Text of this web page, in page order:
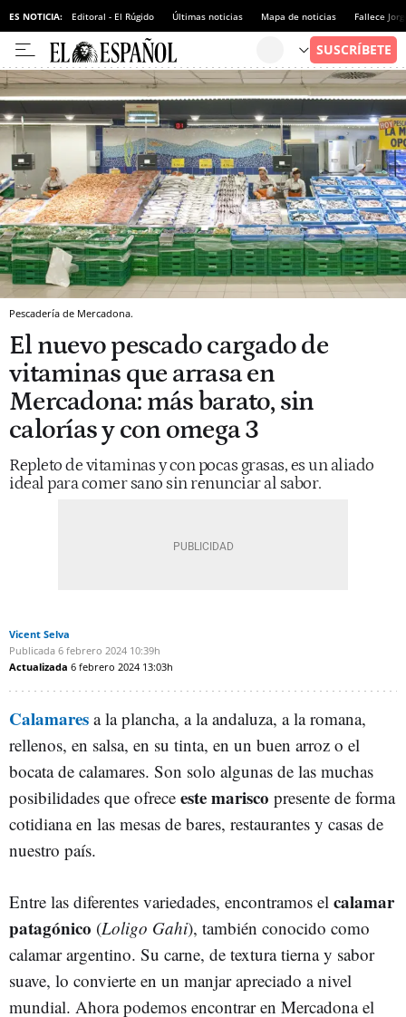
ES NOTICIA: Editoral - El Rúgido Últimas noticias Mapa de noticias Fallece
Pescadería de Mercadona.
El nuevo pescado cargado de
vitaminas que arrasa en
Mercadona: más barato, sin
calorías y con omega 3
Repleto de vitaminas y con pocas grasas, es un aliado
ideal para comer sano sin renunciar al sabor.
Vicent Selva
Publicada 6 febrero 2024 10:39h
Actualizada 6 febrero 2024 13:03h
Calamares a la plancha, a la andaluza, a la romana,
rellenos, en salsa, en su tinta, en un buen arroz o el
bocata de calamares. Son solo algunas de las muchas
posibilidades que ofrece este marisco presente de forma
cotidiana en las mesas de bares, restaurantes y casas de
nuestro país.
Entre las diferentes variedades, encontramos el calamar
patagónico (Loligo Gahi), también conocido como
calamar argentino. Su carne, de textura tierna y sabor
suave, lo convierte en un manjar apreciado a nivel
mundial. Ahora podemos encontrar en Mercadona el